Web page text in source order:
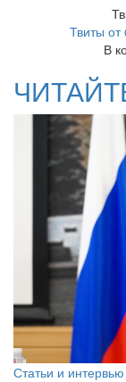
Твиты от
В
Статьи и интервью